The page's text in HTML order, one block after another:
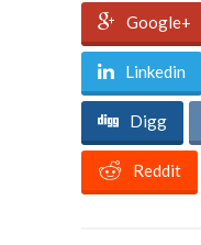
Google+
Linkedin
Digg
Reddit